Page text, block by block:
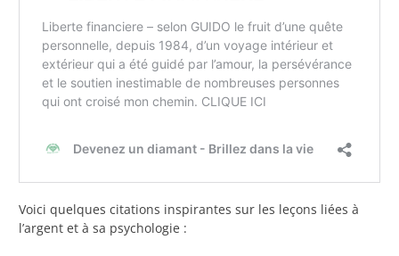
Voici quelques citations inspirantes sur les leçons liées à
l’argent et à sa psychologie :